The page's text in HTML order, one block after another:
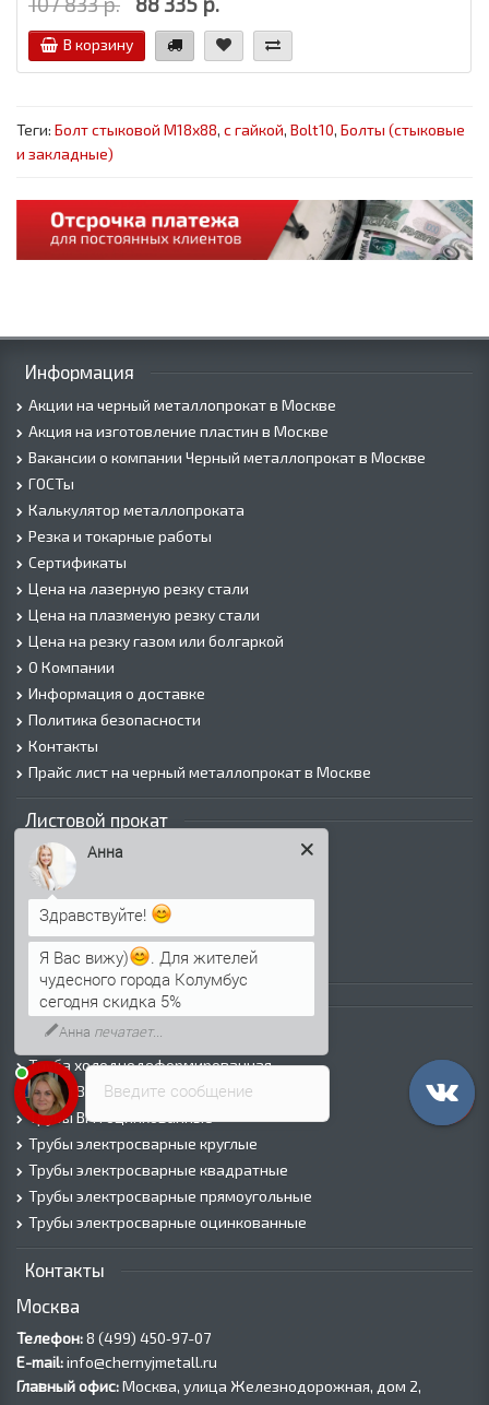
В корзину
Теги: Болт стыковой М18х88, с гайкой, Bolt10, Болты (стыковые
и закладные)
Информация
Акции на черный металлопрокат в Москве
Акция на изготовление пластин в Москве
Вакансии о компании Черный металлопрокат в Москве
ГОСТы
Калькулятор металлопроката
Резка и токарные работы
Сертификаты
Цена на лазерную резку стали
Цена на плазменую резку стали
Цена на резку газом или болгаркой
О Компании
Информация о доставке
Политика безопасности
Контакты
Прайс лист на черный металлопрокат в Москве
Листовой прокат
Лист г/к
Лист х/к
Просечно-вытяжной лист (ПВЛ)
Лист рифленый
Лист оцинкованный
Трубы
Трубы горячедеформированные
Труба холоднодеформированная
Трубы ВГП (Водогазопроводные)
Трубы ВГП оцинкованные
Трубы электросварные круглые
Трубы электросварные квадратные
Трубы электросварные прямоугольные
Трубы электросварные оцинкованные
Контакты
Москва
Телефон:8 (499) 450‑97-07
E-mail:info@chernyjmetall.ru
Главный офис:Москва, улица Железнодорожная, дом 2,
Введите сообщение
Здравствуйте!
Я Вас вижу)
. Для жителей
чудесного города Колумбус
сегодня скидка 5%